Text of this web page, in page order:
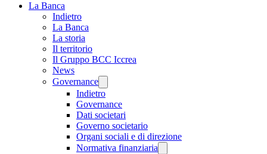
La Banca
Indietro
La Banca
La storia
Il territorio
Il Gruppo BCC Iccrea
News
Governance
Indietro
Governance
Dati societari
Governo societario
Organi sociali e di direzione
Normativa finanziaria